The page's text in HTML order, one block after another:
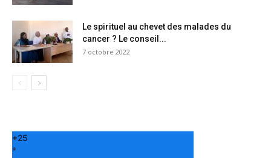
Le spirituel au chevet des malades du
cancer ? Le conseil...
7 octobre 2022
+25
°